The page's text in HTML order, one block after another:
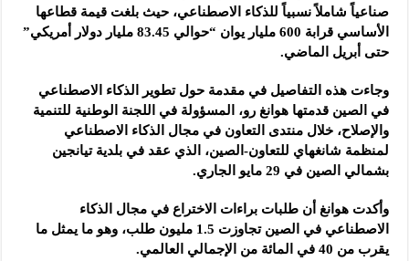
صناعياً شاملاً نسبياً للذكاء الاصطناعي، حيث بلغت قيمة قطاعها
الأساسي قرابة 600 مليار يوان “حوالي 83.45 مليار دولار أمريكي”
حتى أبريل الماضي.
وجاءت هذه التفاصيل في مقدمة حول تطوير الذكاء الاصطناعي
في الصين قدمتها هوانغ رو، المسؤولة في اللجنة الوطنية للتنمية
والإصلاح، خلال منتدى التعاون في مجال الذكاء الاصطناعي
لمنظمة شانغهاي للتعاون-الصين، الذي عقد في بلدية تيانجين
بشمالي الصين في 29 مايو الجاري.
وأكدت هوانغ أن طلبات براءات الاختراع في مجال الذكاء
الاصطناعي في الصين تجاوزت 1.5 مليون طلب، وهو ما يمثل ما
يقرب من 40 في المائة من الإجمالي العالمي.